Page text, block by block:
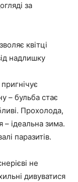
за
квітці
надлишку
– бульба стає
Прохолода,
– ідеальна зима.
паразитів.
не
дивуватися